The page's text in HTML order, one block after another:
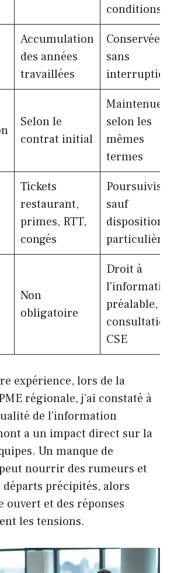
conditions
Accumulation
des années
travaillées
Conservée
sans
interruption
Selon le
contrat initial
Maintenue
selon les
mêmes
termes
Tickets
restaurant,
primes, RTT,
congés
Poursuivis,
sauf
dispositions
particulières
Non
obligatoire
Droit à
préalable,
consultation
CSE
expérience, lors de la
régionale, j’ai constaté à
de l’information
a un impact direct sur la
Un manque de
nourrir des rumeurs et
départs précipités, alors
ouvert et des réponses
les tensions.